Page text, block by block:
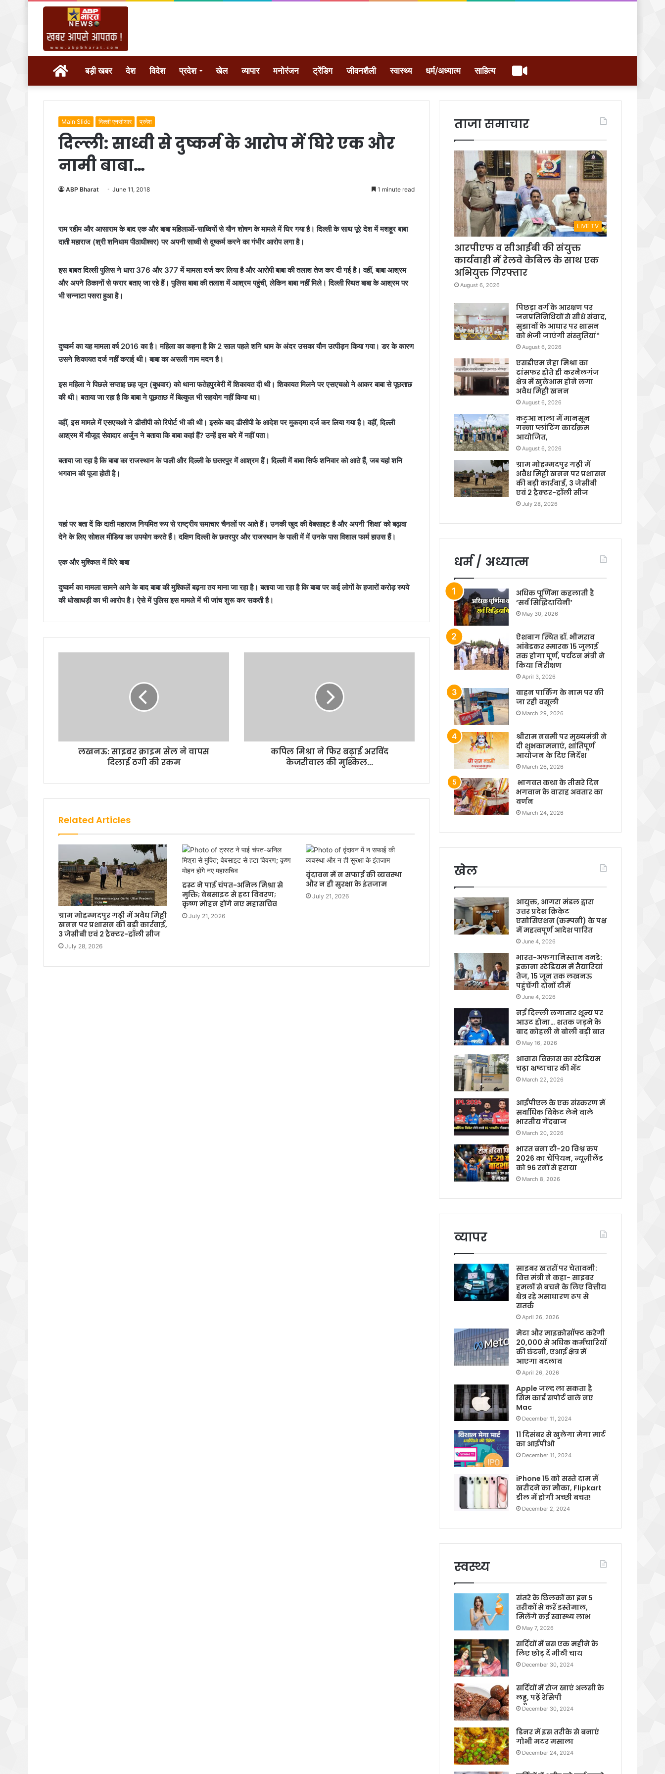
होम बड़ी खबर देश विदेश प्रदेश खेल व्यापार मनोरंजन ट्रेंडिग जीवनशैली स्वास्थ्य धर्म/अध्यात्म साहित्य वीडियो
Main Slide दिल्ली एनसीआर प्रदेश
दिल्ली: साध्वी से दुष्कर्म के आरोप में घिरे एक और
नामी बाबा…
ABP Bharat June 11, 2018 1 minute read
राम रहीम और आसाराम के बाद एक और बाबा महिलाओं-साध्वियों से यौन शोषण के मामले में घिर गया है। दिल्ली के साथ पूरे देश में मशहूर बाबा
दाती महाराज (श्री शनिधाम पीठाधीश्वर) पर अपनी साध्वी से दुष्कर्म करने का गंभीर आरोप लगा है।
इस बाबत दिल्ली पुलिस ने धारा 376 और 377 में मामला दर्ज कर लिया है और आरोपी बाबा की तलाश तेज कर दी गई है। वहीं, बाबा आश्रम
और अपने ठिकानों से फरार बताए जा रहे हैं। पुलिस बाबा की तलाश में आश्रम पहुंची, लेकिन बाबा नहीं मिले। दिल्ली स्थित बाबा के आश्रम पर
भी सन्नाटा पसरा हुआ है।
दुष्कर्म का यह मामला वर्ष 2016 का है। महिला का कहना है कि 2 साल पहले शनि धाम के अंदर उसका यौन उत्पीड़न किया गया। डर के कारण
उसने शिकायत दर्ज नहीं कराई थी। बाबा का असली नाम मदन है।
इस महिला ने पिछले सप्ताह छह जून (बुधवार) को थाना फतेहपुरबेरी में शिकायत दी थी। शिकायत मिलने पर एसएचओ ने आकर बाबा से पूछताछ
की थी। बताया जा रहा है कि बाबा ने पूछताछ में बिल्कुल भी सहयोग नहीं किया था।
वहीं, इस मामले में एसएचओ ने डीसीपी को रिपोर्ट भी की थी। इसके बाद डीसीपी के आदेश पर मुकदमा दर्ज कर लिया गया है। वहीं, दिल्ली
आश्रम में मौजूद सेवादार अर्जुन ने बताया कि बाबा कहां हैं? उन्हें इस बारे में नहीं पता।
बताया जा रहा है कि बाबा का राजस्थान के पाली और दिल्ली के छतरपुर में आश्रम हैं। दिल्ली में बाबा सिर्फ शनिवार को आते हैं, जब यहां शनि
भगवान की पूजा होती है।
यहां पर बता दें कि दाती महाराज नियमित रूप से राष्ट्रीय समाचार चैनलों पर आते हैं। उनकी खुद की वेबसाइट है और अपनी ‘शिक्षा’ को बढ़ावा
देने के लिए सोशल मीडिया का उपयोग करते हैं। दक्षिण दिल्ली के छतरपुर और राजस्‍थान के पाली में में उनके पास विशाल फार्म हाउस हैं।
एक और मुश्किल में घिरे बाबा
दुष्कर्म का मामला सामने आने के बाद बाबा की मुश्किलें बढ़ना तय माना जा रहा है। बताया जा रहा है कि बाबा पर कई लोगों के हजारों करोड़ रुपये
की धोखाधड़ी का भी आरोप है। ऐसे में पुलिस इस मामले में भी जांच शुरू कर सकती है।
लखनऊ: साइबर क्राइम सेल ने वापस
दिलाई ठगी की रकम
कपिल मिश्रा ने फिर बढ़ाई अरविंद
केजरीवाल की मुश्किल...
Related Articles
ग्राम मोहम्मदपुर गढ़ी में अवैध मिट्टी
खनन पर प्रशासन की बड़ी कार्रवाई,
3 जेसीबी एवं 2 ट्रैक्टर-ट्रॉली सीज
July 28, 2026
ट्रस्ट ने पाई चंपत-अनिल मिश्रा से
मुक्ति; वेबसाइट से हटा विवरण;
कृष्ण मोहन होंगे नए महासचिव
July 21, 2026
वृंदावन में न सफाई की व्यवस्था
और न ही सुरक्षा के इंतजाम
July 21, 2026
ताजा समाचार
LIVE TV
आरपीएफ व सीआईबी की संयुक्त
कार्यवाही में रेलवे केबिल के साथ एक
अभियुक्त गिरफ्तार
August 6, 2026
पिछड़ा वर्ग के आरक्षण पर
जनप्रतिनिधियों से सीधे संवाद,
सुझावों के आधार पर शासन
को भेजी जाएंगी संस्तुतियां*
August 6, 2026
एसडीएम नेहा मिश्रा का
ट्रांसफर होते ही करनैलगंज
क्षेत्र में खुलेआम होने लगा
अवैध मिट्टी खनन
August 6, 2026
कटुआ नाला में मानसून
गन्ना प्लांटिंग कार्यक्रम
आयोजित,
August 6, 2026
ग्राम मोहम्मदपुर गढ़ी में
अवैध मिट्टी खनन पर प्रशासन
की बड़ी कार्रवाई, 3 जेसीबी
एवं 2 ट्रैक्टर-ट्रॉली सीज
July 28, 2026
धर्म / अध्यात्म
अधिक पूर्णिमा कहलाती है
‘सर्व सिद्धिदायिनी’
May 30, 2026
ऐशबाग स्थित डॉ. भीमराव
आंबेडकर स्मारक 15 जुलाई
तक होगा पूर्ण, पर्यटन मंत्री ने
किया निरीक्षण
April 3, 2026
वाहन पार्किंग के नाम पर की
जा रही वसूली
March 29, 2026
श्रीराम नवमी पर मुख्यमंत्री ने
दी शुभकामनाएं, शांतिपूर्ण
आयोजन के दिए निर्देश
March 26, 2026
भागवत कथा के तीसरे दिन
भगवान के वाराह अवतार का
वर्णन
March 24, 2026
खेल
आयुक्त, आगरा मंडल द्वारा
उत्तर प्रदेश क्रिकेट
एसोसिएशन (कम्पनी) के पक्ष
में महत्वपूर्ण आदेश पारित
June 4, 2026
भारत-अफगानिस्तान वनडे:
इकाना स्टेडियम में तैयारियां
तेज, 15 जून तक लखनऊ
पहुंचेंगी दोनों टीमें
June 4, 2026
नई दिल्ली लगातार शून्य पर
आउट होना… शतक जड़ने के
बाद कोहली ने बोली बड़ी बात
May 16, 2026
आवास विकास का स्टेडियम
चढ़ा भ्रष्टाचार की भेंट
March 22, 2026
आईपीएल के एक संस्करण में
सर्वाधिक विकेट लेने वाले
भारतीय गेंदबाज
March 20, 2026
भारत बना टी-20 विश्व कप
2026 का चैंपियन, न्यूज़ीलैंड
को 96 रनों से हराया
March 8, 2026
व्यापर
साइबर खतरों पर चेतावनी:
वित्त मंत्री ने कहा- साइबर
हमलों से बचने के लिए वित्तीय
क्षेत्र रहे असाधारण रूप से
सतर्क
April 26, 2026
मेटा और माइक्रोसॉफ्ट करेगी
20,000 से अधिक कर्मचारियों
की छंटनी, एआई क्षेत्र में
आएगा बदलाव
April 26, 2026
Apple जल्द ला सकता है
सिम कार्ड सपोर्ट वाले नए
Mac
December 11, 2024
11 दिसंबर से खुलेगा मेगा मार्ट
का आईपीओ
December 11, 2024
iPhone 15 को सस्ते दाम में
खरीदने का मौका, Flipkart
डील में होगी अच्छी बचत!
December 2, 2024
स्वस्थ्य
संतरे के छिलकों का इन 5
तरीकों से करें इस्तेमाल,
मिलेंगे कई स्वास्थ्य लाभ
May 7, 2026
सर्दियों में बस एक महीने के
लिए छोड़ दें मीठी चाय
December 30, 2024
सर्दियों में रोज खाएं अलसी के
लड्डू, पढ़ें रेसिपी
December 30, 2024
डिनर में इस तरीके से बनाएं
गोभी मटर मसाला
December 24, 2024